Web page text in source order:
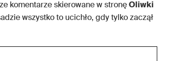
komentarze skierowane w stronęOliwki
wszystko to ucichło, gdy tylko zaczął